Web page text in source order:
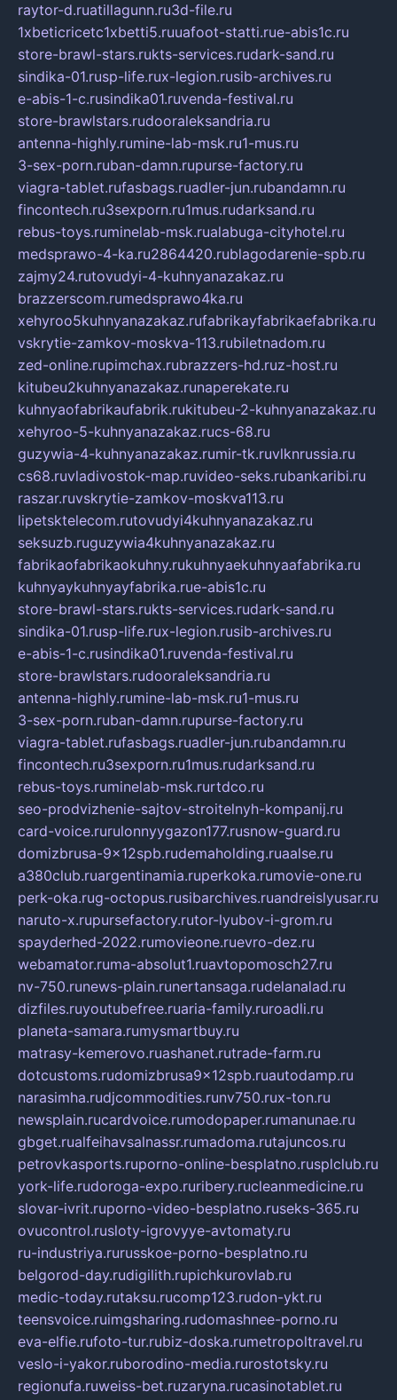
raytor-d.ruatillagunn.ru3d-file.ru
1xbeticricetc1xbetti5.ruuafoot-statti.rue-abis1c.ru
store-brawl-stars.rukts-services.rudark-sand.ru
sindika-01.rusp-life.rux-legion.rusib-archives.ru
e-abis-1-c.rusindika01.ruvenda-festival.ru
store-brawlstars.rudooraleksandria.ru
antenna-highly.rumine-lab-msk.ru1-mus.ru
3-sex-porn.ruban-damn.rupurse-factory.ru
viagra-tablet.rufasbags.ruadler-jun.rubandamn.ru
fincontech.ru3sexporn.ru1mus.rudarksand.ru
rebus-toys.ruminelab-msk.rualabuga-cityhotel.ru
medsprawo-4-ka.ru2864420.rublagodarenie-spb.ru
zajmy24.rutovudyi-4-kuhnyanazakaz.ru
brazzerscom.rumedsprawo4ka.ru
xehyroo5kuhnyanazakaz.rufabrikayfabrikaefabrika.ru
vskrytie-zamkov-moskva-113.rubiletnadom.ru
zed-online.rupimchax.rubrazzers-hd.ruz-host.ru
kitubeu2kuhnyanazakaz.runaperekate.ru
kuhnyaofabrikaufabrik.rukitubeu-2-kuhnyanazakaz.ru
xehyroo-5-kuhnyanazakaz.rucs-68.ru
guzywia-4-kuhnyanazakaz.rumir-tk.ruvlknrussia.ru
cs68.ruvladivostok-map.ruvideo-seks.rubankaribi.ru
raszar.ruvskrytie-zamkov-moskva113.ru
lipetsktelecom.rutovudyi4kuhnyanazakaz.ru
seksuzb.ruguzywia4kuhnyanazakaz.ru
fabrikaofabrikaokuhny.rukuhnyaekuhnyaafabrika.ru
kuhnyaykuhnyayfabrika.rue-abis1c.ru
store-brawl-stars.rukts-services.rudark-sand.ru
sindika-01.rusp-life.rux-legion.rusib-archives.ru
e-abis-1-c.rusindika01.ruvenda-festival.ru
store-brawlstars.rudooraleksandria.ru
antenna-highly.rumine-lab-msk.ru1-mus.ru
3-sex-porn.ruban-damn.rupurse-factory.ru
viagra-tablet.rufasbags.ruadler-jun.rubandamn.ru
fincontech.ru3sexporn.ru1mus.rudarksand.ru
rebus-toys.ruminelab-msk.rurtdco.ru
seo-prodvizhenie-sajtov-stroitelnyh-kompanij.ru
card-voice.rurulonnyygazon177.rusnow-guard.ru
domizbrusa-9x12spb.rudemaholding.ruaalse.ru
a380club.ruargentinamia.ruperkoka.rumovie-one.ru
perk-oka.rug-octopus.rusibarchives.ruandreislyusar.ru
naruto-x.rupursefactory.rutor-lyubov-i-grom.ru
spayderhed-2022.rumovieone.ruevro-dez.ru
webamator.ruma-absolut1.ruavtopomosch27.ru
nv-750.runews-plain.runertansaga.rudelanalad.ru
dizfiles.ruyoutubefree.ruaria-family.ruroadli.ru
planeta-samara.rumysmartbuy.ru
matrasy-kemerovo.ruashanet.rutrade-farm.ru
dotcustoms.rudomizbrusa9x12spb.ruautodamp.ru
narasimha.rudjcommodities.runv750.rux-ton.ru
newsplain.rucardvoice.rumodopaper.rumanunae.ru
gbget.rualfeihavsalnassr.rumadoma.rutajuncos.ru
petrovkasports.ruporno-online-besplatno.rusplclub.ru
york-life.rudoroga-expo.ruribery.rucleanmedicine.ru
slovar-ivrit.ruporno-video-besplatno.ruseks-365.ru
ovucontrol.rusloty-igrovyye-avtomaty.ru
ru-industriya.rurusskoe-porno-besplatno.ru
belgorod-day.rudigilith.rupichkurovlab.ru
medic-today.rutaksu.rucomp123.rudon-ykt.ru
teensvoice.ruimgsharing.rudomashnee-porno.ru
eva-elfie.rufoto-tur.rubiz-doska.rumetropoltravel.ru
veslo-i-yakor.ruborodino-media.rurostotsky.ru
regionufa.ruweiss-bet.ruzaryna.rucasinotablet.ru